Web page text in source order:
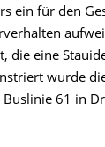
ein für den
die eine
wurde
61 in